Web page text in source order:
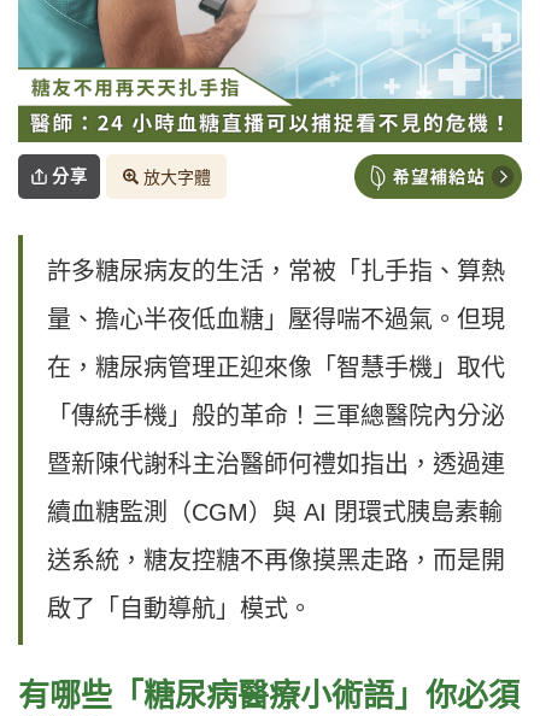
分享 放大字體
許多糖尿病友的生活，常被「扎手指、算熱
量、擔心半夜低血糖」壓得喘不過氣。但現
在，糖尿病管理正迎來像「智慧手機」取代
「傳統手機」般的革命！三軍總醫院內分泌
暨新陳代謝科主治醫師何禮如指出，透過連
續血糖監測（CGM）與 AI 閉環式胰島素輸
送系統，糖友控糖不再像摸黑走路，而是開
啟了「自動導航」模式。
有哪些「糖尿病醫療小術語」你必須